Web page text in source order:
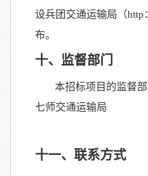
设兵团交通运输局（http：
布。
十、监督部门
本招标项目的监督
七师交通运输局
十一、联系方式